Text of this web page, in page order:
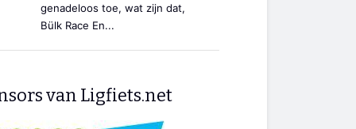
genadeloos toe, wat zijn dat,
Bülk Race En...
van Ligfiets.net